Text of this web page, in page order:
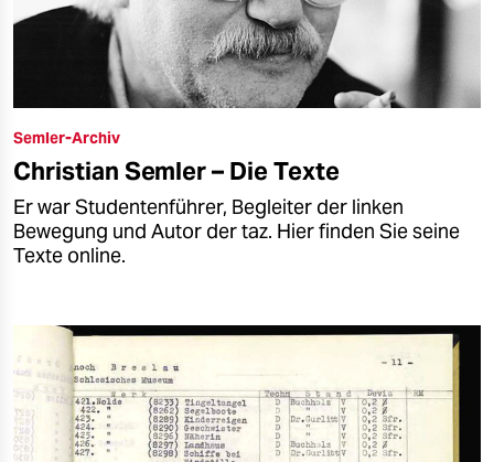
Semler-Archiv
Christian Semler – Die Texte
Er war Studentenführer, Begleiter der linken
Bewegung und Autor der taz. Hier finden Sie seine
Texte online.